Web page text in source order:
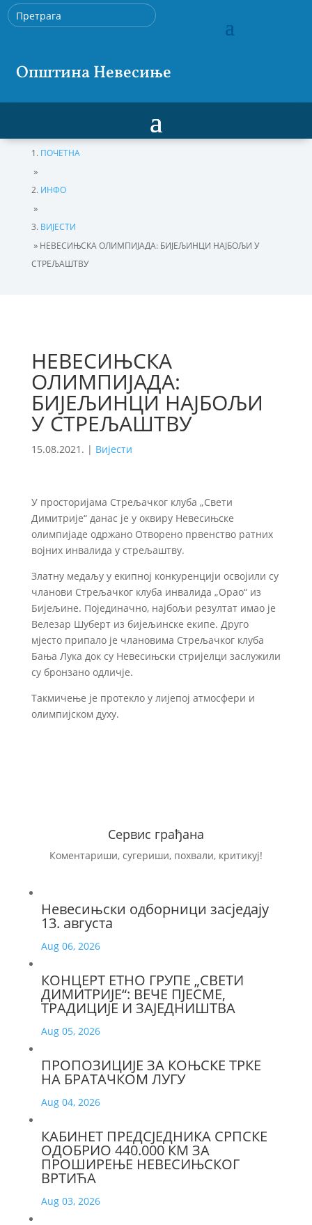
Општина Невесиње
ПОЧЕТНА
»
ИНФО
»
ВИЈЕСТИ
» НЕВЕСИЊСКА ОЛИМПИЈАДА: БИЈЕЉИНЦИ НАЈБОЉИ У
СТРЕЉАШТВУ
НЕВЕСИЊСКА
ОЛИМПИЈАДА:
БИЈЕЉИНЦИ НАЈБОЉИ
У СТРЕЉАШТВУ
15.08.2021. | Вијести
У просторијама Стрељачког клуба „Свети
Димитрије“ данас је у оквиру Невесињске
олимпијаде одржано Отворено првенство ратних
војних инвалида у стрељаштву.
Златну медаљу у екипној конкуренцији освојили су
чланови Стрељачког клуба инвалида „Орао“ из
Бијељине. Појединачно, најбољи резултат имао је
Велезар Шуберт из бијељинске екипе. Друго
мјесто припало је члановима Стрељачког клуба
Бања Лука док су Невесињски стријелци заслужили
су бронзано одличје.
Такмичење је протекло у лијепој атмосфери и
олимпијском духу.
Сервис грађана
Коментариши, сугериши, похвали, критикуј!
Невесињски одборници засједају
13. августа
Aug 06, 2026
КОНЦЕРТ ЕТНО ГРУПЕ „СВЕТИ
ДИМИТРИЈЕ“: ВЕЧЕ ПЈЕСМЕ,
ТРАДИЦИЈЕ И ЗАЈЕДНИШТВА
Aug 05, 2026
ПРОПОЗИЦИЈЕ ЗА КОЊСКЕ ТРКЕ
НА БРАТАЧКОМ ЛУГУ
Aug 04, 2026
КАБИНЕТ ПРЕДСЈЕДНИКА СРПСКЕ
ОДОБРИО 440.000 КМ ЗА
ПРОШИРЕЊЕ НЕВЕСИЊСКОГ
ВРТИЋА
Aug 03, 2026